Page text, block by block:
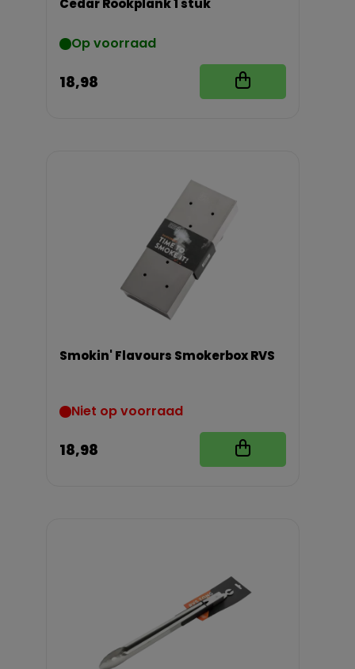
Cedar Rookplank 1 stuk
Op voorraad
18,98
Smokin' Flavours Smokerbox RVS
Niet op voorraad
18,98